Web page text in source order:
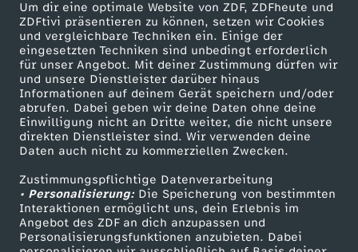
Um dir eine optimale Website von ZDF, ZDFheute und
ZDFtivi präsentieren zu können, setzen wir Cookies
und vergleichbare Techniken ein. Einige der
eingesetzten Techniken sind unbedingt erforderlich
für unser Angebot. Mit deiner Zustimmung dürfen wir
und unsere Dienstleister darüber hinaus
Informationen auf deinem Gerät speichern und/oder
abrufen. Dabei geben wir deine Daten ohne deine
Einwilligung nicht an Dritte weiter, die nicht unsere
direkten Dienstleister sind. Wir verwenden deine
Daten auch nicht zu kommerziellen Zwecken.
Zustimmungspflichtige Datenverarbeitung
• Personalisierung:Die Speicherung von bestimmten
Interaktionen ermöglicht uns, dein Erlebnis im
Angebot des ZDF an dich anzupassen und
Personalisierungsfunktionen anzubieten. Dabei
F
u
ß
b
a
l
Mehr ZDF
ZDF-Apps
Smart TV
ZDFtext
Livestreams
Sendungen A-Z
TV-Programm
Service
ZDFmitreden
Kontakt zum ZDF
Tickets
Zuschauerservice
Hilfe